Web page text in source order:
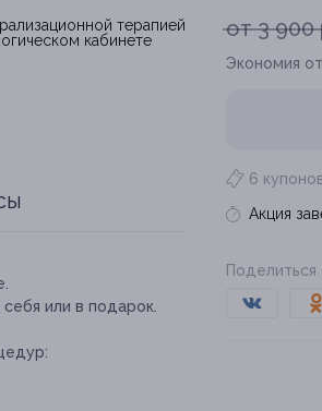
от 3
Экономия
6
Акция
Поделиться
или в подарок.